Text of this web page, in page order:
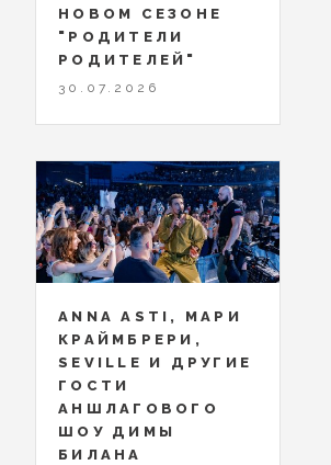
НОВОМ СЕЗОНЕ
"РОДИТЕЛИ
РОДИТЕЛЕЙ"
30.07.2026
ANNA ASTI, МАРИ
КРАЙМБРЕРИ,
SEVILLE И ДРУГИЕ
ГОСТИ
АНШЛАГОВОГО
ШОУ ДИМЫ
БИЛАНА